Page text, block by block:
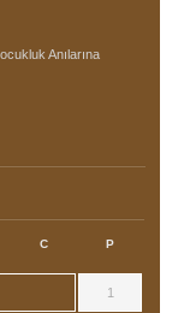
Anılarına
C P
1